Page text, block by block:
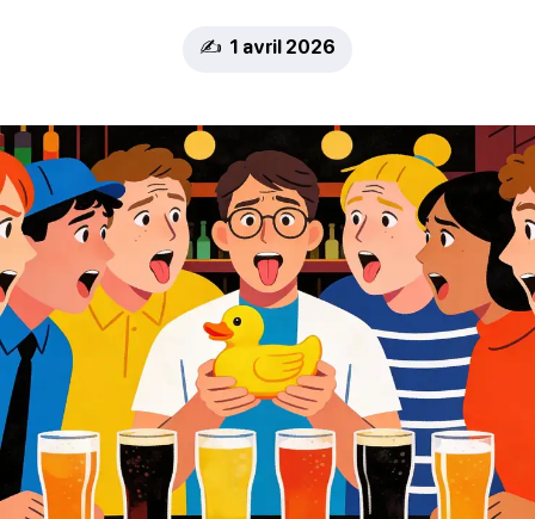
✍️ 1 avril 2026